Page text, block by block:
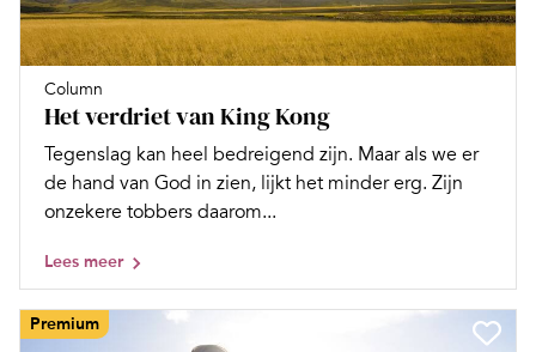
Column
Het verdriet van King Kong
Tegenslag kan heel bedreigend zijn. Maar als we er
de hand van God in zien, lijkt het minder erg. Zijn
onzekere tobbers daarom...
Lees meer
Premium